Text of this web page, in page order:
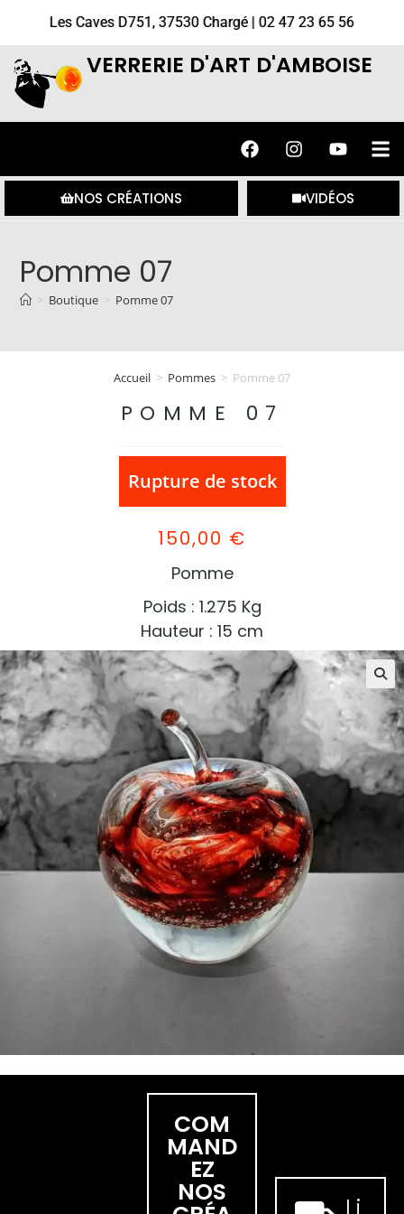
Les Caves D751, 37530 Chargé | 02 47 23 65 56
VERRERIE D'ART D'AMBOISE
NOS CRÉATIONS VIDÉOS
Pomme 07
> Boutique > Pomme 07
Accueil > Pommes > Pomme 07
POMME 07
Rupture de stock
150,00 €
Pomme
Poids : 1.275 Kg
Hauteur : 15 cm
🔍
COM
MAND
EZ
NOS